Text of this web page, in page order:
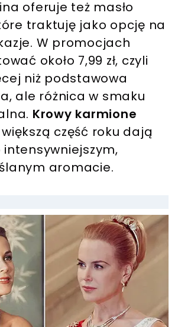
oferuje też masło
traktuję jako opcję na
W promocjach
około 7,99 zł, czyli
niż podstawowa
ale różnica w smaku
Krowy karmione
część roku dają
aromacie.